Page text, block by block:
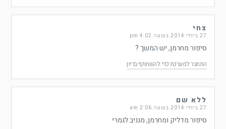
צחי
27 ביולי 2014 בשעה 4:02 pm
סיפור מחרמן, יש המשך ?
התחבר למערכת כדי להשתתף בדיון
ללא שם
27 ביולי 2014 בשעה 2:06 am
סיפור מדליק ומחרמן, מגניב לגמרי